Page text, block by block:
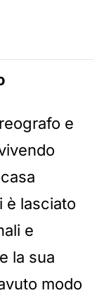
e
è lasciato
e
la sua
modo